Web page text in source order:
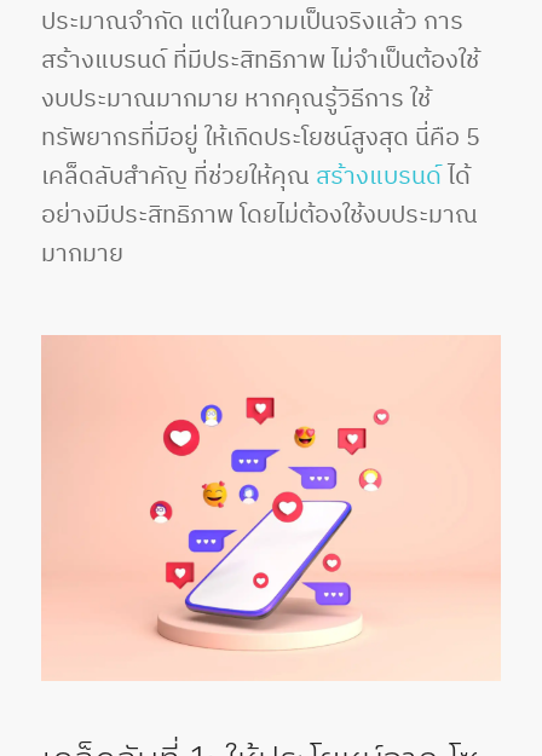
ประมาณจำกัด แต่ในความเป็นจริงแล้ว การ
สร้างแบรนด์ ที่มีประสิทธิภาพ ไม่จำเป็นต้องใช้
งบประมาณมากมาย หากคุณรู้วิธีการ ใช้
ทรัพยากรที่มีอยู่ ให้เกิดประโยชน์สูงสุด นี่คือ 5
เคล็ดลับสำคัญ ที่ช่วยให้คุณ สร้างแบรนด์ได้
อย่างมีประสิทธิภาพ โดยไม่ต้องใช้งบประมาณ
มากมาย